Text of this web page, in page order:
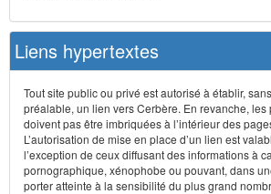
Liens hypertextes
Tout site public ou privé est autorisé à établir,
préalable, un lien vers Cerbère. En revanche, les
doivent pas être imbriquées à l’intérieur des
L’autorisation de mise en place d’un lien est
l’exception de ceux diffusant des informations à
pornographique, xénophobe ou pouvant, dans
porter atteinte à la sensibilité du plus grand